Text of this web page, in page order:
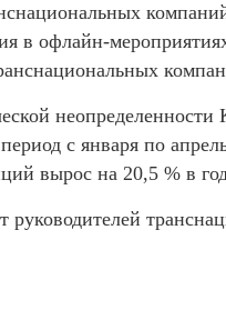
в офлайн-
с января по
вырос на 20,5 % в